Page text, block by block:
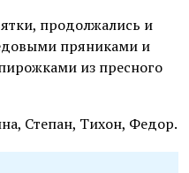
продолжались и
пряниками и
из пресного
Степан, Тихон, Федор.